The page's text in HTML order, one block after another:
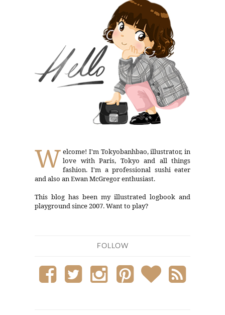
W elcome! I'm Tokyobanhbao, illustrator, in
love with Paris, Tokyo and all things
fashion. I'm a professional sushi eater
and also an Ewan McGregor enthusiast.
This blog has been my illustrated logbook and
playground since 2007. Want to play?
FOLLOW